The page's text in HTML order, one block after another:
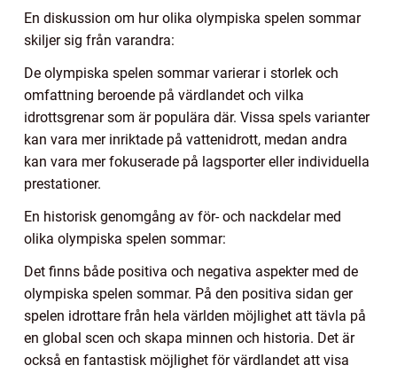
En diskussion om hur olika olympiska spelen sommar
skiljer sig från varandra:
De olympiska spelen sommar varierar i storlek och
omfattning beroende på värdlandet och vilka
idrottsgrenar som är populära där. Vissa spels varianter
kan vara mer inriktade på vattenidrott, medan andra
kan vara mer fokuserade på lagsporter eller individuella
prestationer.
En historisk genomgång av för- och nackdelar med
olika olympiska spelen sommar:
Det finns både positiva och negativa aspekter med de
olympiska spelen sommar. På den positiva sidan ger
spelen idrottare från hela världen möjlighet att tävla på
en global scen och skapa minnen och historia. Det är
också en fantastisk möjlighet för värdlandet att visa